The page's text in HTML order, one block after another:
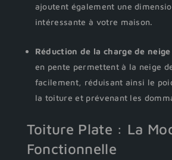
ajoutent également une
intéressante à votre maison.
Réduction de la charge de neige
en pente permettent à la neige
facilement, réduisant ainsi le
la toiture et prévenant les
Toiture Plate : La
Fonctionnelle